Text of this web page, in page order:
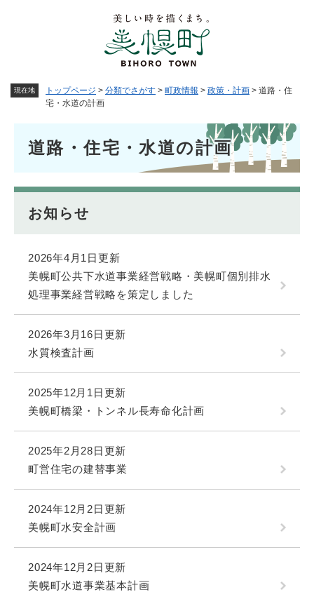
現在地 トップページ > 分類でさがす > 町政情報 > 政策・計画 > 道路・住
宅・水道の計画
道路・住宅・水道の計画
お知らせ
2026年4月1日更新
美幌町公共下水道事業経営戦略・美幌町個別排水
処理事業経営戦略を策定しました
2026年3月16日更新
水質検査計画
2025年12月1日更新
美幌町橋梁・トンネル長寿命化計画
2025年2月28日更新
町営住宅の建替事業
2024年12月2日更新
美幌町水安全計画
2024年12月2日更新
美幌町水道事業基本計画